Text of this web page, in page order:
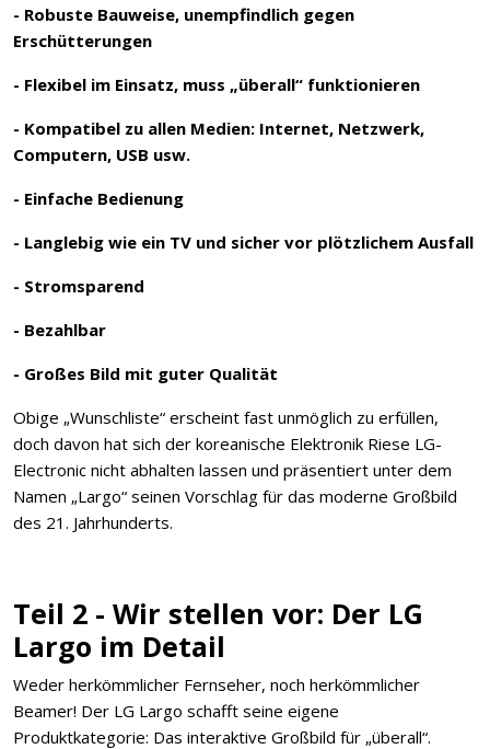
- Robuste Bauweise, unempfindlich gegen
Erschütterungen
- Flexibel im Einsatz, muss „überall“ funktionieren
- Kompatibel zu allen Medien: Internet, Netzwerk,
Computern, USB usw.
- Einfache Bedienung
- Langlebig wie ein TV und sicher vor plötzlichem Ausfall
- Stromsparend
- Bezahlbar
- Großes Bild mit guter Qualität
Obige „Wunschliste“ erscheint fast unmöglich zu erfüllen,
doch davon hat sich der koreanische Elektronik Riese LG-
Electronic nicht abhalten lassen und präsentiert unter dem
Namen „Largo“ seinen Vorschlag für das moderne Großbild
des 21. Jahrhunderts.
Teil 2 - Wir stellen vor: Der LG
Largo im Detail
Weder herkömmlicher Fernseher, noch herkömmlicher
Beamer! Der LG Largo schafft seine eigene
Produktkategorie: Das interaktive Großbild für „überall“.